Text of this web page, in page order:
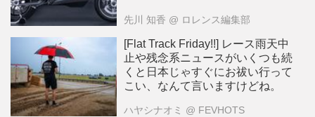
先川 知香 @ ロレンス編集部
[Flat Track Friday!!] レース雨天中
止や残念系ニュースがいくつも続
くと日本じゃすぐにお祓い行って
こい、なんて言いますけどね。
ハヤシナオミ @ FEVHOTS